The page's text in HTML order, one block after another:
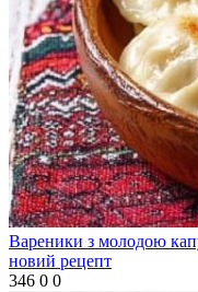
Вареники з молодою
новий рецепт
346 0 0